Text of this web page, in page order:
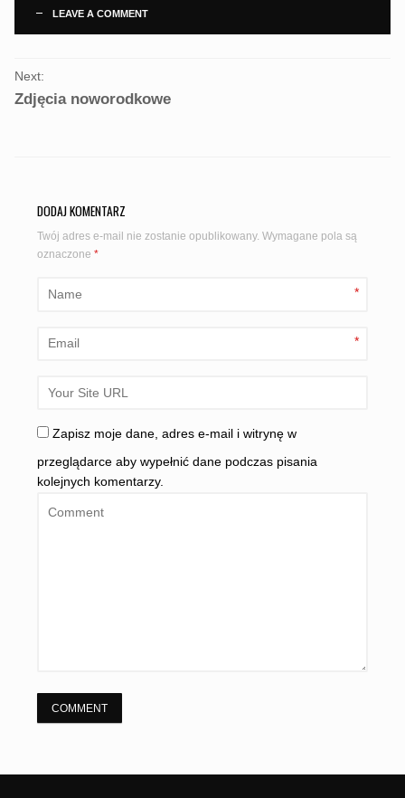
LEAVE A COMMENT
PORTFOLIO
NAVIGATION
Next:
Zdjęcia noworodkowe
DODAJ KOMENTARZ
Twój adres e-mail nie zostanie opublikowany. Wymagane pola są
oznaczone*
*
*
Zapisz moje dane, adres e-mail i witrynę w
przeglądarce aby wypełnić dane podczas pisania
kolejnych komentarzy.